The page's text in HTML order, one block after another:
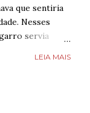
que sentiria
Nesses
servia
Caminhar,
era possível
LEIA MAIS